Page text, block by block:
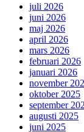
juli 2026
juni 2026
maj 2026
april 2026
mars 2026
februari 2026
januari 2026
november
oktober 2025
september
augusti 2025
juni 2025